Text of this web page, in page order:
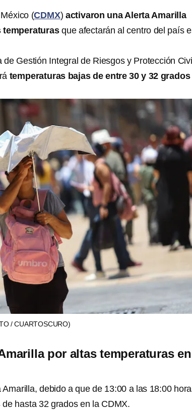
(CDMX) activaron una Alerta Amarilla
temperaturasque afectarán al centro del país
Gestión Integral de Riesgos y Protección
temperaturas bajas de entre 30 y 32 grados
/ CUARTOSCURO)
por altas temperaturas en
debido a que de 13:00 a las 18:00
de hasta 32 grados en la CDMX.